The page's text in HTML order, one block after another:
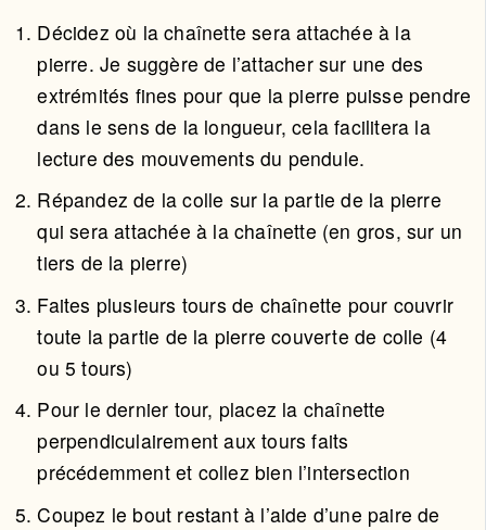
Décidez où la chaînette sera attachée à la
pierre. Je suggère de l’attacher sur une des
extrémités fines pour que la pierre puisse pendre
dans le sens de la longueur, cela facilitera la
lecture des mouvements du pendule.
Répandez de la colle sur la partie de la pierre
qui sera attachée à la chaînette (en gros, sur un
tiers de la pierre)
Faites plusieurs tours de chaînette pour couvrir
toute la partie de la pierre couverte de colle (4
ou 5 tours)
Pour le dernier tour, placez la chaînette
perpendiculairement aux tours faits
précédemment et collez bien l’intersection
Coupez le bout restant à l’aide d’une paire de